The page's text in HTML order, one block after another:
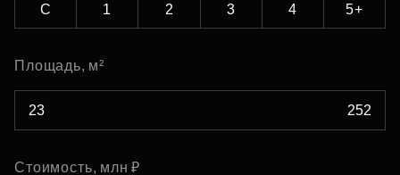
С 1 2 3 4 5+
Площадь, м²
Стоимость, млн ₽